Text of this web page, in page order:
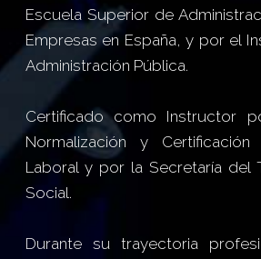
Escuela Superior de
Empresas en España, y por el
Administración Pública.
Certificado como Instructor
Normalización y
Laboral y por la Secretaría del
Social.
Durante su trayectoria